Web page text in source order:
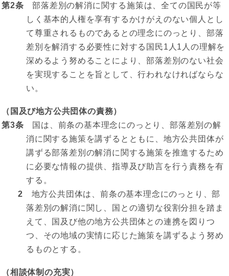
第2条 部落差別の解消に関する施策は、全ての国民が等
しく基本的人権を享有するかけがえのない個人とし
て尊重されるものであるとの理念にのっとり、部落
差別を解消する必要性に対する国民1人1人の理解を
深めるよう努めることにより、部落差別のない社会
を実現することを旨として、行われなければならな
い。
（国及び地方公共団体の責務）
第3条 国は、前条の基本理念にのっとり、部落差別の解
消に関する施策を講ずるとともに、地方公共団体が
講ずる部落差別の解消に関する施策を推進するため
に必要な情報の提供、指導及び助言を行う責務を有
する。
2 地方公共団体は、前条の基本理念にのっとり、部
落差別の解消に関し、国との適切な役割分担を踏ま
えて、国及び他の地方公共団体との連携を図りつ
つ、その地域の実情に応じた施策を講ずるよう努め
るものとする。
（相談体制の充実）